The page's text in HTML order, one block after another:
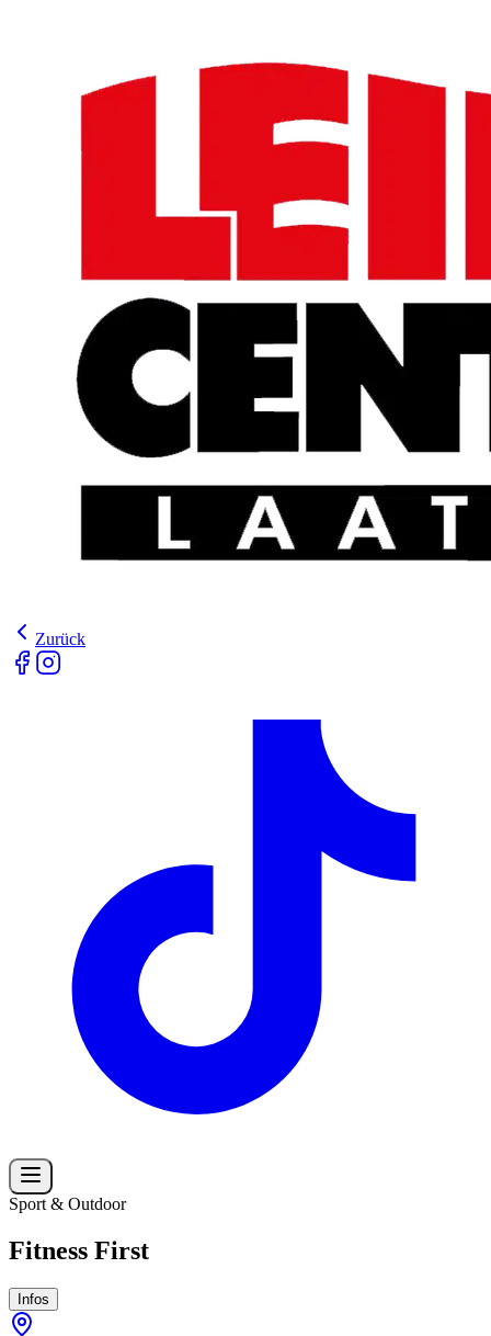
Zurück
Sport & Outdoor
Fitness First
Infos